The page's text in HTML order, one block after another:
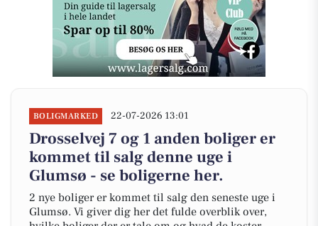
BOLIGMARKED 22-07-2026 13:01
Drosselvej 7 og 1 anden boliger er
kommet til salg denne uge i
Glumsø - se boligerne her.
2 nye boliger er kommet til salg den seneste uge i
Glumsø. Vi giver dig her det fulde overblik over,